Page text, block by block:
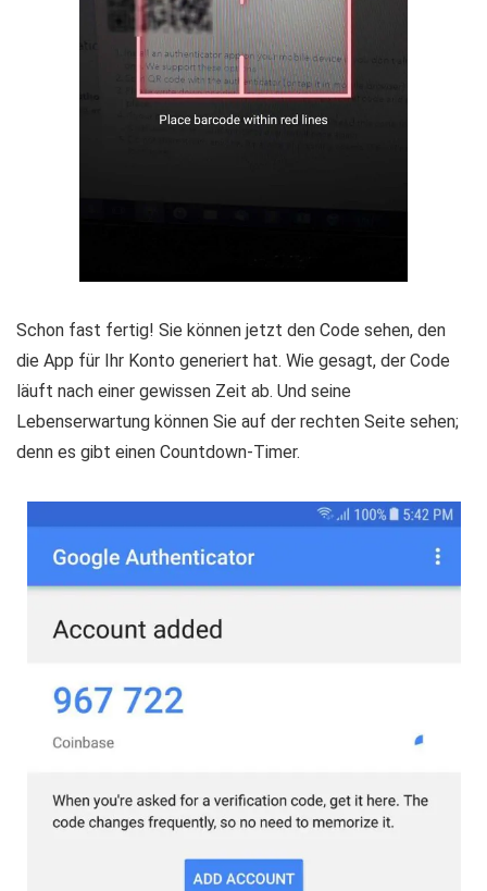
Schon fast fertig! Sie können jetzt den Code sehen, den
die App für Ihr Konto generiert hat. Wie gesagt, der Code
läuft nach einer gewissen Zeit ab. Und seine
Lebenserwartung können Sie auf der rechten Seite sehen;
denn es gibt einen Countdown-Timer.